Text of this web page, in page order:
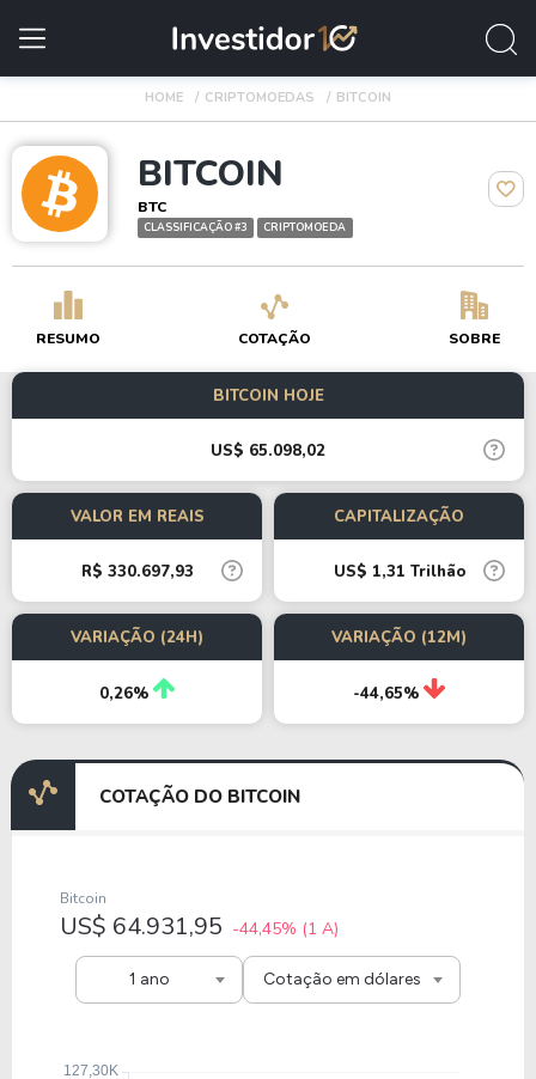
HOME CRIPTOMOEDAS BITCOIN
BITCOIN
BTC
CLASSIFICAÇÃO #3 CRIPTOMOEDA
RESUMO COTAÇÃO SOBRE
BITCOIN HOJE
US$ 65.098,02
VALOR EM REAIS
R$ 330.697,93
CAPITALIZAÇÃO
US$ 1,31 Trilhão
VARIAÇÃO (24H)
0,26%
VARIAÇÃO (12M)
-44,65%
COTAÇÃO DO BITCOIN
1 ano
Bitcoin
US$ 64.931,95 -44,45% (1 A)
Cotação em dólares